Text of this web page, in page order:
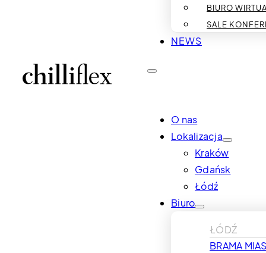
BIURO
SALE
NEWS
O nas
Lokalizacja
Kraków
Gdańsk
Łódź
Biuro
ŁÓDŹ
BRAMA